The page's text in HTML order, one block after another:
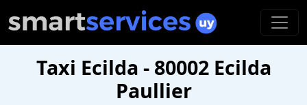
Taxi Ecilda - 80002 Ecilda
Paullier